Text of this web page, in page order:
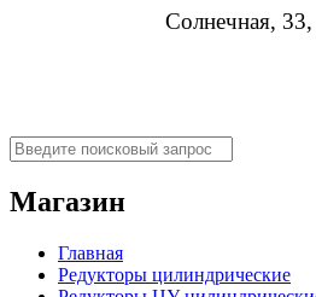
Солнечная,
Магазин
Главная
Редукторы цилиндрические